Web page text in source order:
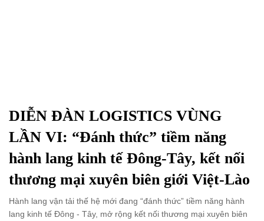
DIỄN ĐÀN LOGISTICS VÙNG
LẦN VI: “Đánh thức” tiềm năng
hành lang kinh tế Đông-Tây, kết nối
thương mại xuyên biên giới Việt-Lào
Hành lang vận tải thế hệ mới đang “đánh thức” tiềm năng hành
lang kinh tế Đông - Tây, mở rộng kết nối thương mại xuyên biên